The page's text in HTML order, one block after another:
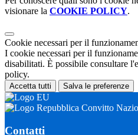
visionare la COOKIE POLICY.
Cookie necessari per il
I cookie necessari per il
disabilitati. È possibile consultare
policy.
Accetta tutti Salva le preferenze
Convitto
Contatti